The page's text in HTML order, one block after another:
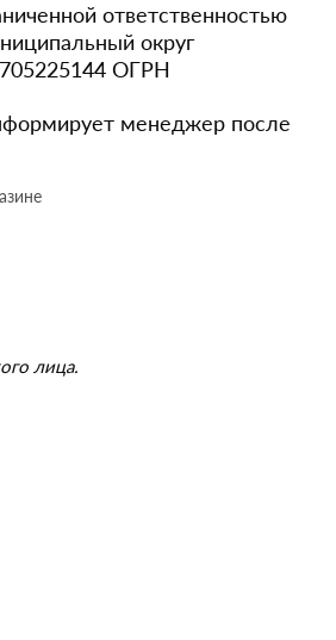
ответственностью
округ
ОГРН
менеджер после
лица.